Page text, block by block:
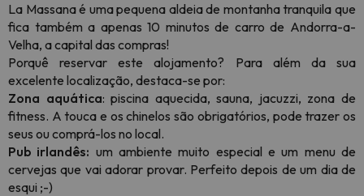
La Massana é uma pequena aldeia de montanha tranquila que
fica também a apenas 10 minutos de carro de Andorra-a-
Velha, a capital das compras!
Porquê reservar este alojamento? Para além da sua
excelente localização, destaca-se por:
Zona aquática: piscina aquecida, sauna, jacuzzi, zona de
fitness. A touca e os chinelos são obrigatórios, pode trazer os
seus ou comprá-los no local.
Pub irlandês: um ambiente muito especial e um menu de
cervejas que vai adorar provar. Perfeito depois de um dia de
esqui ;-)